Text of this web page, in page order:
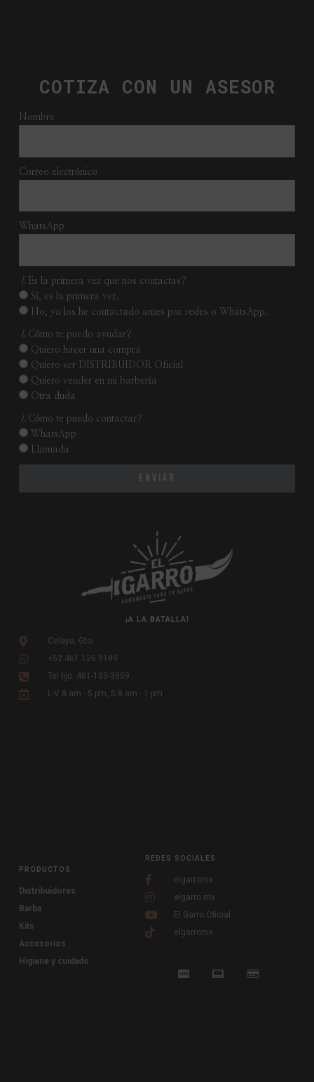
¡A LA BATALLA!
Celaya, Gto.
+52 461 126 9189
Tel fijo: 461-103-3959
L-V 8 am - 5 pm, S 8 am - 1 pm
COTIZA CON UN ASESOR
Nombre
Correo electrónico
WhatsApp
¿Es la primera vez que nos contactas?
Sí, es la primera vez.
No, ya los he contactado antes por redes o WhatsApp.
¿Cómo te puedo ayudar?
Quiero hacer una compra
Quiero ser DISTRIBUIDOR Oficial
Quiero vender en mi barbería
Otra duda
¿Cómo te puedo contactar?
WhatsApp
Llamada
Enviar
REDES SOCIALES
elgarromx
elgarro.mx
El Garro Oficial
elgarromx
PRODUCTOS
Distribuidores
Barba
Kits
Accesorios
Higiene y cuidado